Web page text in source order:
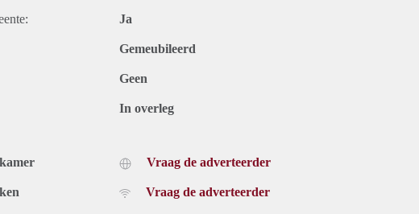
Ja
Gemeubileerd
Geen
In overleg
Vraag de adverteerder
Vraag de adverteerder